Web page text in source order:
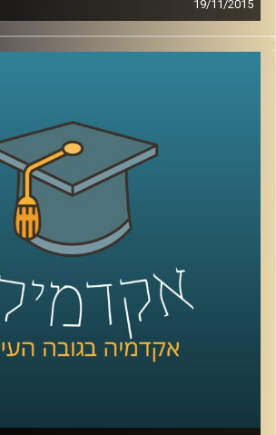
19/11/2015
דוקטור שירי רזניק מספרת על
ה-60 וה-90, סרטי דיסני,
וילדות למפיקי טלוויזיה והספר
AudioVersity